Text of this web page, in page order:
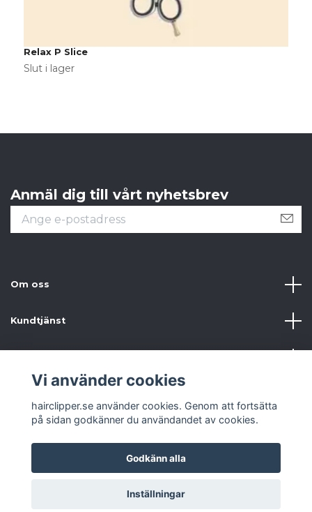
Relax P Slice
Slut i lager
Anmäl dig till vårt nyhetsbrev
Om oss
Kundtjänst
© 2026 hairclipper.se
Vi använder cookies
hairclipper.se använder cookies. Genom att fortsätta
på sidan godkänner du användandet av cookies.
Godkänn alla
Inställningar